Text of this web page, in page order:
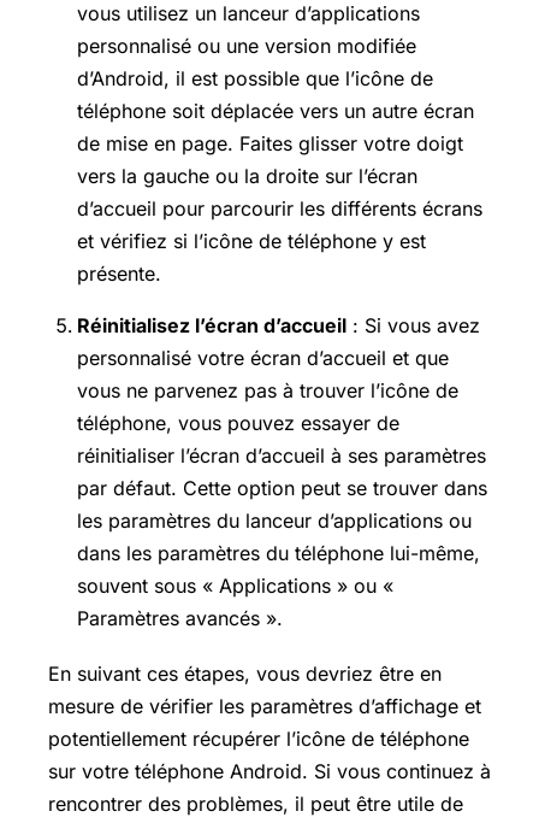
vous utilisez un lanceur d’applications
personnalisé ou une version modifiée
d’Android, il est possible que l’icône de
téléphone soit déplacée vers un autre écran
de mise en page. Faites glisser votre doigt
vers la gauche ou la droite sur l’écran
d’accueil pour parcourir les différents écrans
et vérifiez si l’icône de téléphone y est
présente.
Réinitialisez l’écran d’accueil : Si vous avez
personnalisé votre écran d’accueil et que
vous ne parvenez pas à trouver l’icône de
téléphone, vous pouvez essayer de
réinitialiser l’écran d’accueil à ses paramètres
par défaut. Cette option peut se trouver dans
les paramètres du lanceur d’applications ou
dans les paramètres du téléphone lui-même,
souvent sous « Applications » ou «
Paramètres avancés ».
En suivant ces étapes, vous devriez être en
mesure de vérifier les paramètres d’affichage et
potentiellement récupérer l’icône de téléphone
sur votre téléphone Android. Si vous continuez à
rencontrer des problèmes, il peut être utile de